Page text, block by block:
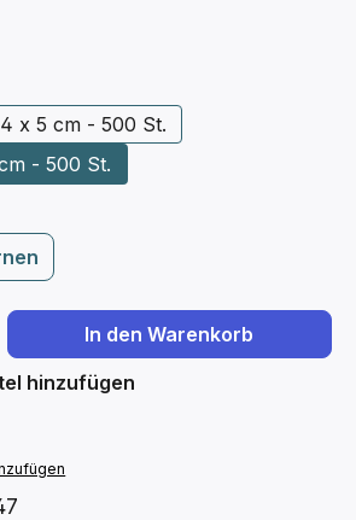
x 5 cm - 500 St.
- 500 St.
Gib den gewünschten
In den Warenkorb
hinzufügen